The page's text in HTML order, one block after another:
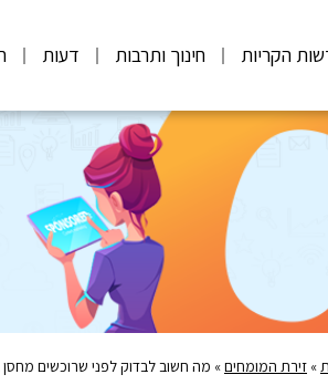
הקריות חינוך ותרבות דעות
» זירת המומחים» מה חשוב לבדוק לפני שרוכשים מחסן